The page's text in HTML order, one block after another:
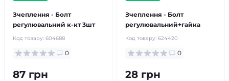
Зчеплення - Болт
регулювальний к-кт 3шт
Код товару: 604688
0
87 грн
Зчеплення - Болт
регулювальний+гайка
Код товару: 624420
0
28 грн